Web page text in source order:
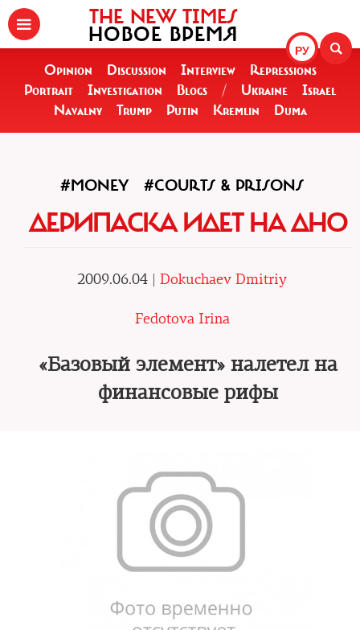
РУ
THE NEW TIMES
НОВОЕ ВРЕМЯ
Opinion Discussion Interview
Repressions
Portrait
Investigation Blogs / Ukraine
Israel
Navalny
Trump Putin Kremlin Duma
#MONEY #COURTS & PRISONS
ДЕРИПАСКА ИДЕТ НА ДНО
2009.06.04 | Dokuchaev Dmitriy
Fedotova Irina
«Базовый элемент» налетел на
финансовые рифы